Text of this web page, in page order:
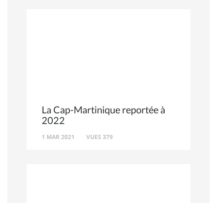
La Cap-Martinique reportée à
2022
1 MAR 2021 VUES 379